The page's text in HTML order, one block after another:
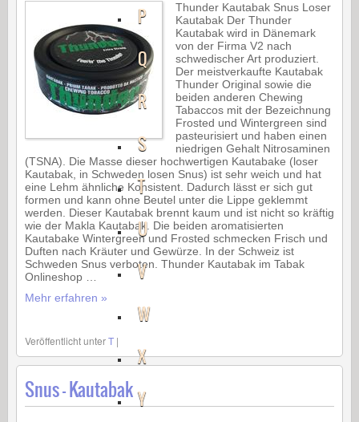
P
Q
R
S
T
U
V
W
X
Y
Thunder Kautabak Snus Loser
Kautabak Der Thunder
Kautabak wird in Dänemark
von der Firma V2 nach
schwedischer Art produziert.
Der meistverkaufte Kautabak
Thunder Original sowie die
beiden anderen Chewing
Tabaccos mit der Bezeichnung
Frosted und Wintergreen sind
pasteurisiert und haben einen
niedrigen Gehalt Nitrosaminen
(TSNA). Die Masse dieser hochwertigen Kautabake (loser
Kautabak, in Schweden losen Snus) ist sehr weich und hat
eine Lehm ähnliche Konsistent. Dadurch lässt er sich gut
formen und kann ohne Beutel unter die Lippe geklemmt
werden. Dieser Kautabak brennt kaum und ist nicht so kräftig
wie der Makla Kautabak. Die beiden aromatisierten
Kautabake Wintergreen und Frosted schmecken Frisch und
Duften nach Kräuter und Gewürze. In der Schweiz ist
Schweden Snus verboten. Thunder Kautabak im Tabak
Onlineshop …
Mehr erfahren »
Veröffentlicht unterT |
Snus – Kautabak